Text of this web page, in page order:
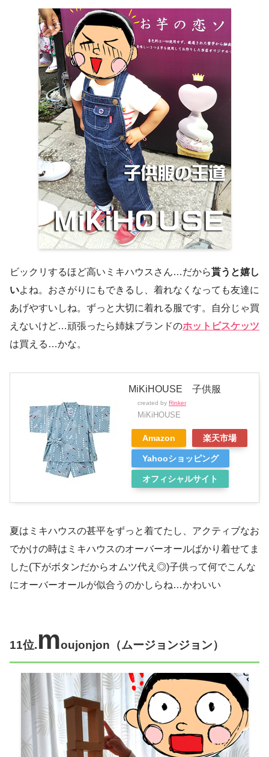
ビックリするほど高いミキハウスさん…だから貰うと嬉し
いよね。おさがりにもできるし、着れなくなっても友達に
あげやすいしね。ずっと大切に着れる服です。自分じゃ買
えないけど…頑張ったら姉妹ブランドのホットビスケッツ
は買える…かな。
MiKiHOUSE 子供服
created by Rinker
MiKiHOUSE
Amazon 楽天市場
Yahooショッピング
オフィシャルサイト
夏はミキハウスの甚平をずっと着てたし、アクティブなお
でかけの時はミキハウスのオーバーオールばかり着せてま
した(下がボタンだからオムツ代え◎)子供って何でこんな
にオーバーオールが似合うのかしらね…かわいい
11位.moujonjon （ムージョンジョン）